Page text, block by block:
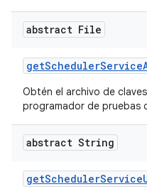
abstract File
getSchedulerService
Obtén el archivo de
programador de pruebas
abstract String
getSchedulerService